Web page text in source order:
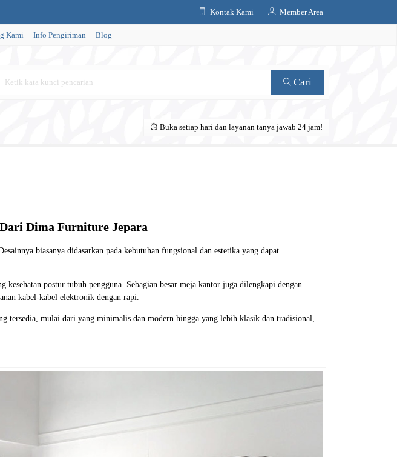
Kontak Kami Member Area
Kami Info Pengiriman Blog
Cari
Buka setiap hari dan layanan tanya jawab 24 jam!
Dari Dima Furniture Jepara
biasanya didasarkan pada kebutuhan fungsional dan estetika yang dapat
postur tubuh pengguna. Sebagian besar meja kantor juga dilengkapi dengan
kabel-kabel elektronik dengan rapi.
tersedia, mulai dari yang minimalis dan modern hingga yang lebih klasik dan tradisional,